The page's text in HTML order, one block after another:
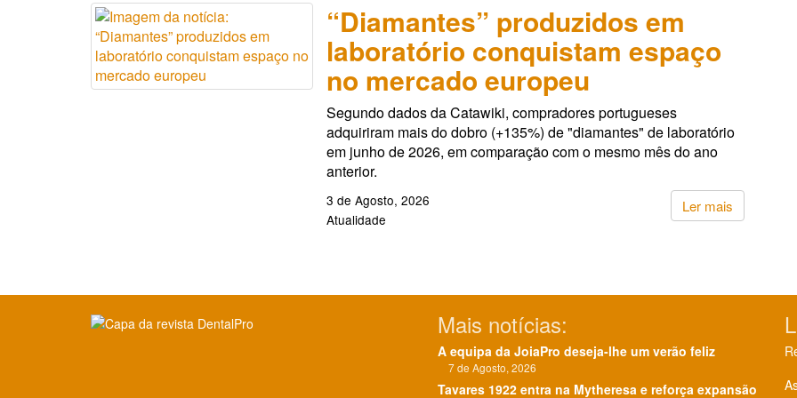
“Diamantes” produzidos em
laboratório conquistam espaço
no mercado europeu
Segundo dados da Catawiki, compradores portugueses
adquiriram mais do dobro (+135%) de "diamantes" de laboratório
em junho de 2026, em comparação com o mesmo mês do ano
anterior.
Ler mais
3 de Agosto, 2026
Atualidade
Mais notícias:
A equipa da JoiaPro deseja-lhe um verão feliz
7 de Agosto, 2026
Tavares 1922 entra na Mytheresa e reforça expansão